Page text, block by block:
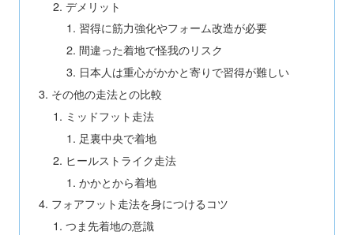
デメリット
習得に筋力強化やフォーム改造が必要
間違った着地で怪我のリスク
日本人は重心がかかと寄りで習得が難しい
その他の走法との比較
ミッドフット走法
足裏中央で着地
ヒールストライク走法
かかとから着地
フォアフット走法を身につけるコツ
つま先着地の意識